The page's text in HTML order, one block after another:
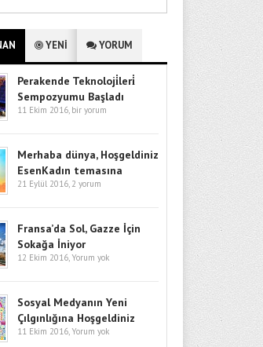
YENİ YORUM
Perakende Teknoloji̇leri̇
Sempozyumu Başladı
11 Ekim 2016, bir yorum
Merhaba dünya, Hoşgeldiniz
EsenKadın temasına
21 Eylül 2016, 2 yorum
Fransa’da Sol, Gazze İçin
Sokağa İniyor
12 Ekim 2016, Yorum yok
Sosyal Medyanın Yeni
Çılgınlığına Hoşgeldiniz
11 Ekim 2016, Yorum yok
CANSU ERYILMAZ
Et ve Süt Fiyatları Cep
Yakmaya Devam Ediyor
Çılgınlığına Hoşgeldiniz
Sokağa İniyor
Belgesellerini Öğrenciler
Çekiyor